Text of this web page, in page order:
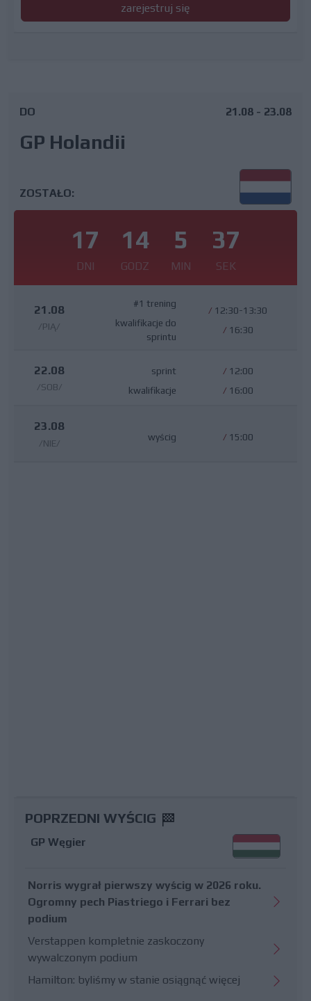
zarejestruj się
DO
GP Holandii
21.08 - 23.08
ZOSTAŁO:
17
DNI
14
GODZ
5
MIN
36
SEK
21.08
/PIĄ/
#1 trening
kwalifikacje do
sprintu
/ 12:30-13:30
/ 16:30
22.08
/SOB/
sprint
kwalifikacje
/ 12:00
/ 16:00
23.08
/NIE/
wyścig / 15:00
POPRZEDNI WYŚCIG
GP Węgier
Norris wygrał pierwszy wyścig w 2026 roku.
Ogromny pech Piastriego i Ferrari bez
podium
Verstappen kompletnie zaskoczony
wywalczonym podium
Hamilton: byliśmy w stanie osiągnąć więcej